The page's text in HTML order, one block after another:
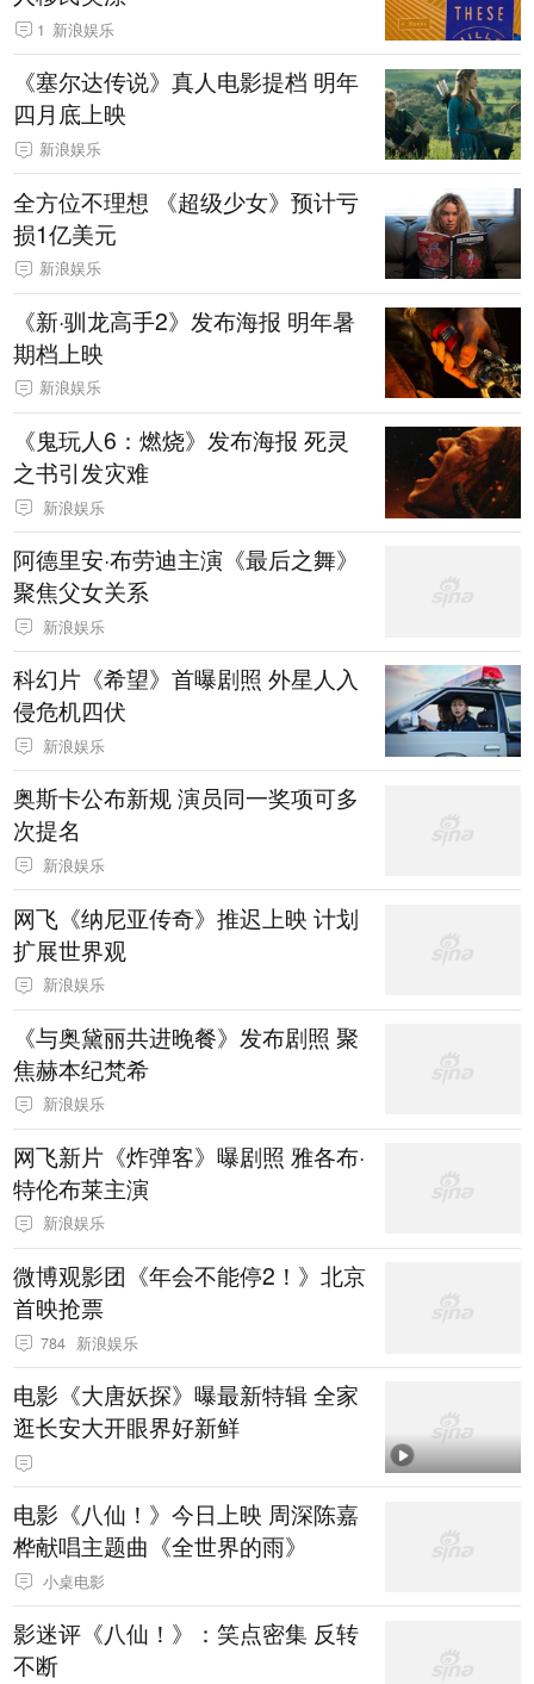
1 新浪娱乐
《塞尔达传说》真人电影提档 明年
四月底上映
新浪娱乐
全方位不理想 《超级少女》预计亏
损1亿美元
新浪娱乐
《新·驯龙高手2》发布海报 明年暑
期档上映
新浪娱乐
《鬼玩人6：燃烧》发布海报 死灵
之书引发灾难
新浪娱乐
阿德里安·布劳迪主演《最后之舞》
聚焦父女关系
新浪娱乐
科幻片《希望》首曝剧照 外星人入
侵危机四伏
新浪娱乐
奥斯卡公布新规 演员同一奖项可多
次提名
新浪娱乐
网飞《纳尼亚传奇》推迟上映 计划
扩展世界观
新浪娱乐
《与奥黛丽共进晚餐》发布剧照 聚
焦赫本纪梵希
新浪娱乐
网飞新片《炸弹客》曝剧照 雅各布·
特伦布莱主演
新浪娱乐
微博观影团《年会不能停2！》北京
首映抢票
784 新浪娱乐
电影《大唐妖探》曝最新特辑 全家
逛长安大开眼界好新鲜
电影《八仙！》今日上映 周深陈嘉
桦献唱主题曲《全世界的雨》
小桌电影
影迷评《八仙！》：笑点密集 反转
不断